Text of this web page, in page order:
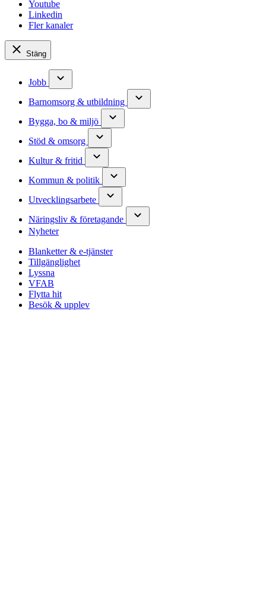
Youtube
Linkedin
Fler kanaler
Stäng
Jobb
Barnomsorg & utbildning
Bygga, bo & miljö
Stöd & omsorg
Kultur & fritid
Kommun & politik
Utvecklingsarbete
Näringsliv & företagande
Nyheter
Blanketter & e-tjänster
Tillgänglighet
Lyssna
VFAB
Flytta hit
Besök & upplev